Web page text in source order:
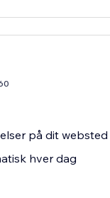
på dit websted
hver dag